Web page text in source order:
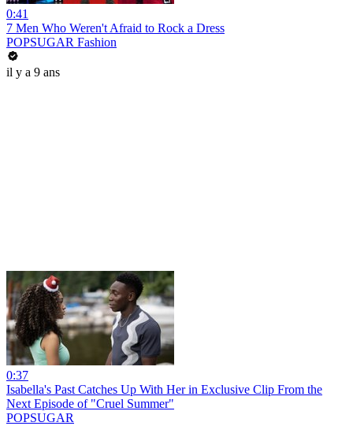
0:41
7 Men Who Weren't Afraid to Rock a Dress
POPSUGAR Fashion
il y a 9 ans
0:37
Isabella's Past Catches Up With Her in Exclusive Clip From the
Next Episode of "Cruel Summer"
POPSUGAR